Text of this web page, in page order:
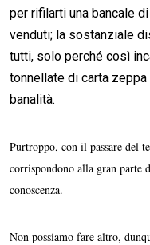
per rifilarti una bancale
venduti; la sostanziale
tutti, solo perché così
tonnellate di carta
banalità.
Purtroppo, con il passare del
corrispondono alla gran parte
conoscenza.
Non possiamo fare altro,